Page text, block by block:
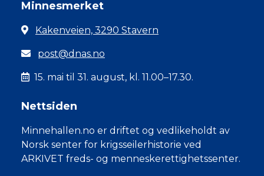
Minnesmerket
Kakenveien, 3290 Stavern
post@dnas.no
15. mai til 31. august, kl. 11.00–17.30.
Nettsiden
Minnehallen.no er driftet og vedlikeholdt av
Norsk senter for krigsseilerhistorie ved
ARKIVET freds- og menneskerettighetssenter.